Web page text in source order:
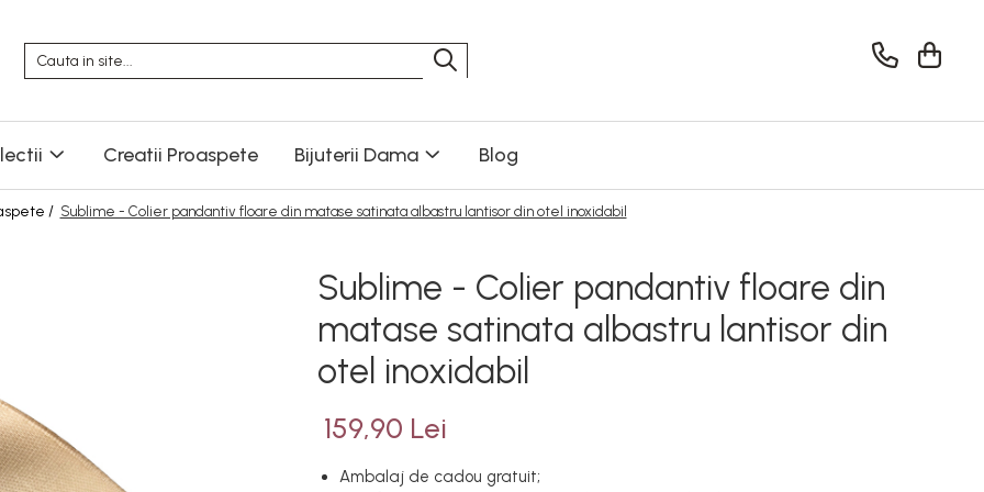
Creatii Proaspete Bijuterii Dama Blog
/ Sublime - Colier pandantiv floare din matase satinata albastru lantisor din otel inoxidabil
Sublime - Colier pandantiv floare din
matase satinata albastru lantisor din
otel inoxidabil
159,90 Lei
Ambalaj de cadou gratuit;